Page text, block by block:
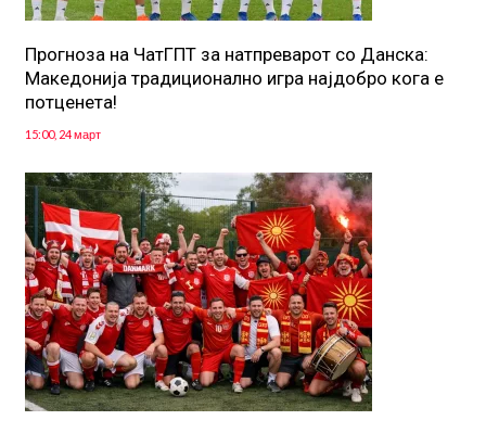
Прогноза на ЧатГПТ за натпреварот со Данска:
Македонија традиционално игра најдобро кога е
потценета!
15:00, 24 март